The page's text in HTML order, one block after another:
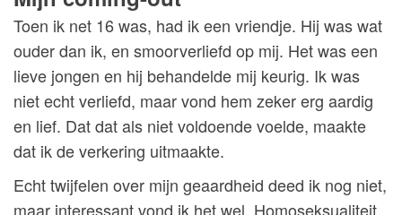
Toen ik net 16 was, had ik een vriendje. Hij was wat
ouder dan ik, en smoorverliefd op mij. Het was een
lieve jongen en hij behandelde mij keurig. Ik was
niet echt verliefd, maar vond hem zeker erg aardig
en lief. Dat dat als niet voldoende voelde, maakte
dat ik de verkering uitmaakte.
Echt twijfelen over mijn geaardheid deed ik nog niet,
maar interessant vond ik het wel. Homoseksualiteit.